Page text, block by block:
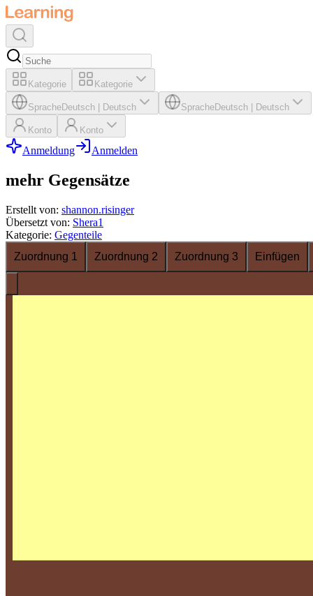
Kategorie Kategorie
SpracheDeutsch Deutsch SpracheDeutsch Deutsch
Konto Konto
Anmeldung Anmelden
mehr Gegensätze
Erstellt von: shannon.risinger
Übersetzt von: Shera1
Kategorie: Gegenteile
Zuordnung 1
Zuordnung 2 Zuordnung 3 Einfügen